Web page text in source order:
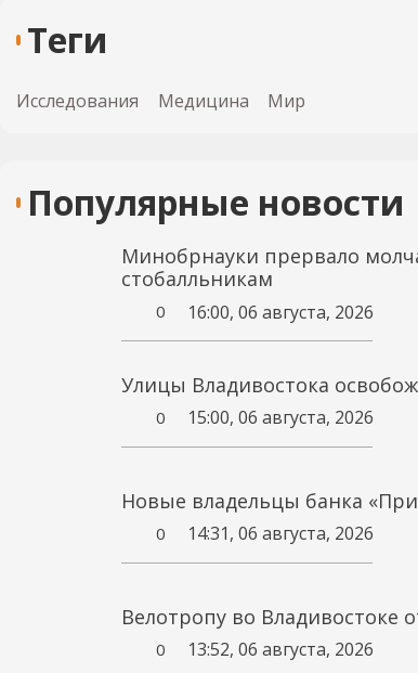
Теги
Исследования Медицина Мир
Популярные новости
Минобрнауки прервало
стобалльникам
0 16:00, 06 августа, 2026
Улицы Владивостока
0 15:00, 06 августа, 2026
Новые владельцы банка
0 14:31, 06 августа, 2026
Велотропу во Владивостоке
0 13:52, 06 августа, 2026